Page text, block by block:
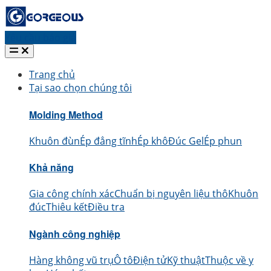
Trang chủ
Tại sao chọn chúng tôi
Molding Method
Khuôn đùnÉp đẳng tĩnhÉp khôĐúc GelÉp phun
Khả năng
Gia công chính xácChuẩn bị nguyên liệu thôKhuôn
đúcThiêu kếtĐiều tra
Ngành công nghiệp
Hàng không vũ trụÔ tôĐiện tửKỹ thuậtThuộc về y